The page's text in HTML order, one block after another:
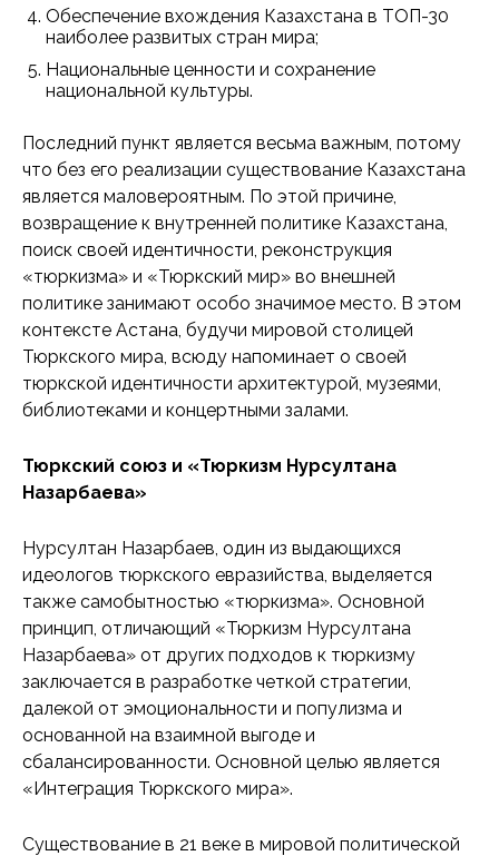
Обеспечение вхождения Казахстана в ТОП-30
наиболее развитых стран мира;
Национальные ценности и сохранение
национальной культуры.
Последний пункт является весьма важным, потому
что без его реализации существование Казахстана
является маловероятным. По этой причине,
возвращение к внутренней политике Казахстана,
поиск своей идентичности, реконструкция
«тюркизма» и «Тюркский мир» во внешней
политике занимают особо значимое место. В этом
контексте Астана, будучи мировой столицей
Тюркского мира, всюду напоминает о своей
тюркской идентичности архитектурой, музеями,
библиотеками и концертными залами.
Тюркский союз и «Тюркизм Нурсултана
Назарбаева»
Нурсултан Назарбаев, один из выдающихся
идеологов тюркского евразийства, выделяется
также самобытностью «тюркизма». Основной
принцип, отличающий «Тюркизм Нурсултана
Назарбаева» от других подходов к тюркизму
заключается в разработке четкой стратегии,
далекой от эмоциональности и популизма и
основанной на взаимной выгоде и
сбалансированности. Основной целью является
«Интеграция Тюркского мира».
Существование в 21 веке в мировой политической